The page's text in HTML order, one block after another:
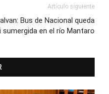
Artículo siguiente
Bus de Nacional queda
sumergida en el río Mantaro